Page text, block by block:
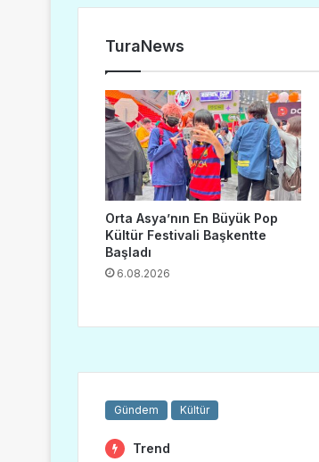
TuraNews
Orta Asya’nın En Büyük Pop
Kültür Festivali Başkentte
Başladı
6.08.2026